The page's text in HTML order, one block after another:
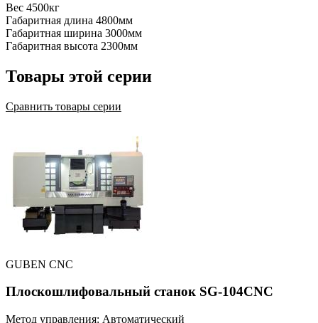
Вес 4500кг
Габаритная длина 4800мм
Габаритная ширина 3000мм
Габаритная высота 2300мм
Товары этой серии
Сравнить товары серии
GUBEN CNC
Плоскошлифовальный станок SG-104CNC
Метод управления: Автоматический